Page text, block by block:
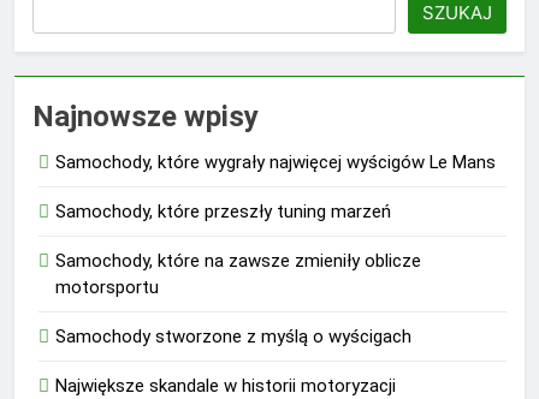
SZUKAJ
Najnowsze wpisy
Samochody, które wygrały najwięcej wyścigów Le Mans
Samochody, które przeszły tuning marzeń
Samochody, które na zawsze zmieniły oblicze
motorsportu
Samochody stworzone z myślą o wyścigach
Największe skandale w historii motoryzacji